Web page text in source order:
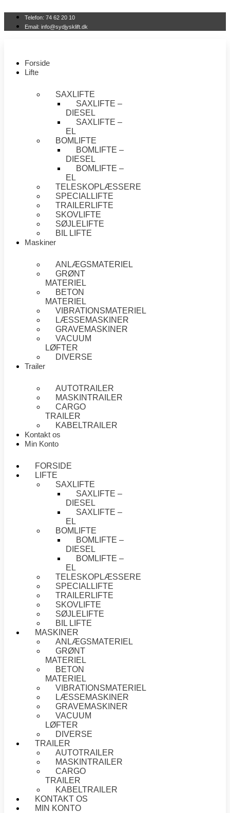
indhold
Telefon: 74 62 20 10
Email: info@sydjysklift.dk
Forside
Lifte
SAXLIFTE
SAXLIFTE –
DIESEL
SAXLIFTE –
EL
BOMLIFTE
BOMLIFTE –
DIESEL
BOMLIFTE –
EL
TELESKOPLÆSSERE
SPECIALLIFTE
TRAILERLIFTE
SKOVLIFTE
SØJLELIFTE
BIL LIFTE
Maskiner
ANLÆGSMATERIEL
GRØNT
MATERIEL
BETON
MATERIEL
VIBRATIONSMATERIEL
LÆSSEMASKINER
GRAVEMASKINER
VACUUM
LØFTER
DIVERSE
Trailer
AUTOTRAILER
MASKINTRAILER
CARGO
TRAILER
KABELTRAILER
Kontakt os
Min Konto
FORSIDE
LIFTE
SAXLIFTE
SAXLIFTE –
DIESEL
SAXLIFTE –
EL
BOMLIFTE
BOMLIFTE –
DIESEL
BOMLIFTE –
EL
TELESKOPLÆSSERE
SPECIALLIFTE
TRAILERLIFTE
SKOVLIFTE
SØJLELIFTE
BIL LIFTE
MASKINER
ANLÆGSMATERIEL
GRØNT
MATERIEL
BETON
MATERIEL
VIBRATIONSMATERIEL
LÆSSEMASKINER
GRAVEMASKINER
VACUUM
LØFTER
DIVERSE
TRAILER
AUTOTRAILER
MASKINTRAILER
CARGO
TRAILER
KABELTRAILER
KONTAKT OS
MIN KONTO